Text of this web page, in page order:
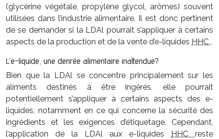
(glycérine végétale, propylène glycol, arômes) souvent
utilisées dans l’industrie alimentaire. Il est donc pertinent
de se demander si la LDAl pourrait s’appliquer à certains
aspects de la production et de la vente d’e-liquides HHC .
L’e-liquide, une denrée alimentaire inattendue?
Bien que la LDAl se concentre principalement sur les
aliments destinés à être ingérés, elle pourrait
potentiellement s’appliquer à certains aspects des e-
liquides, notamment en ce qui concerne la sécurité des
ingrédients et les exigences d’étiquetage. Cependant,
l’application de la LDAl aux e-liquides HHC reste